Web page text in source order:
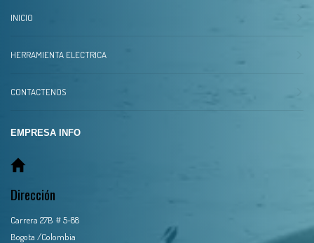
INICIO
HERRAMIENTA ELECTRICA
CONTACTENOS
EMPRESA INFO
Dirección
Carrera 27B # 5-88
Bogota /Colombia